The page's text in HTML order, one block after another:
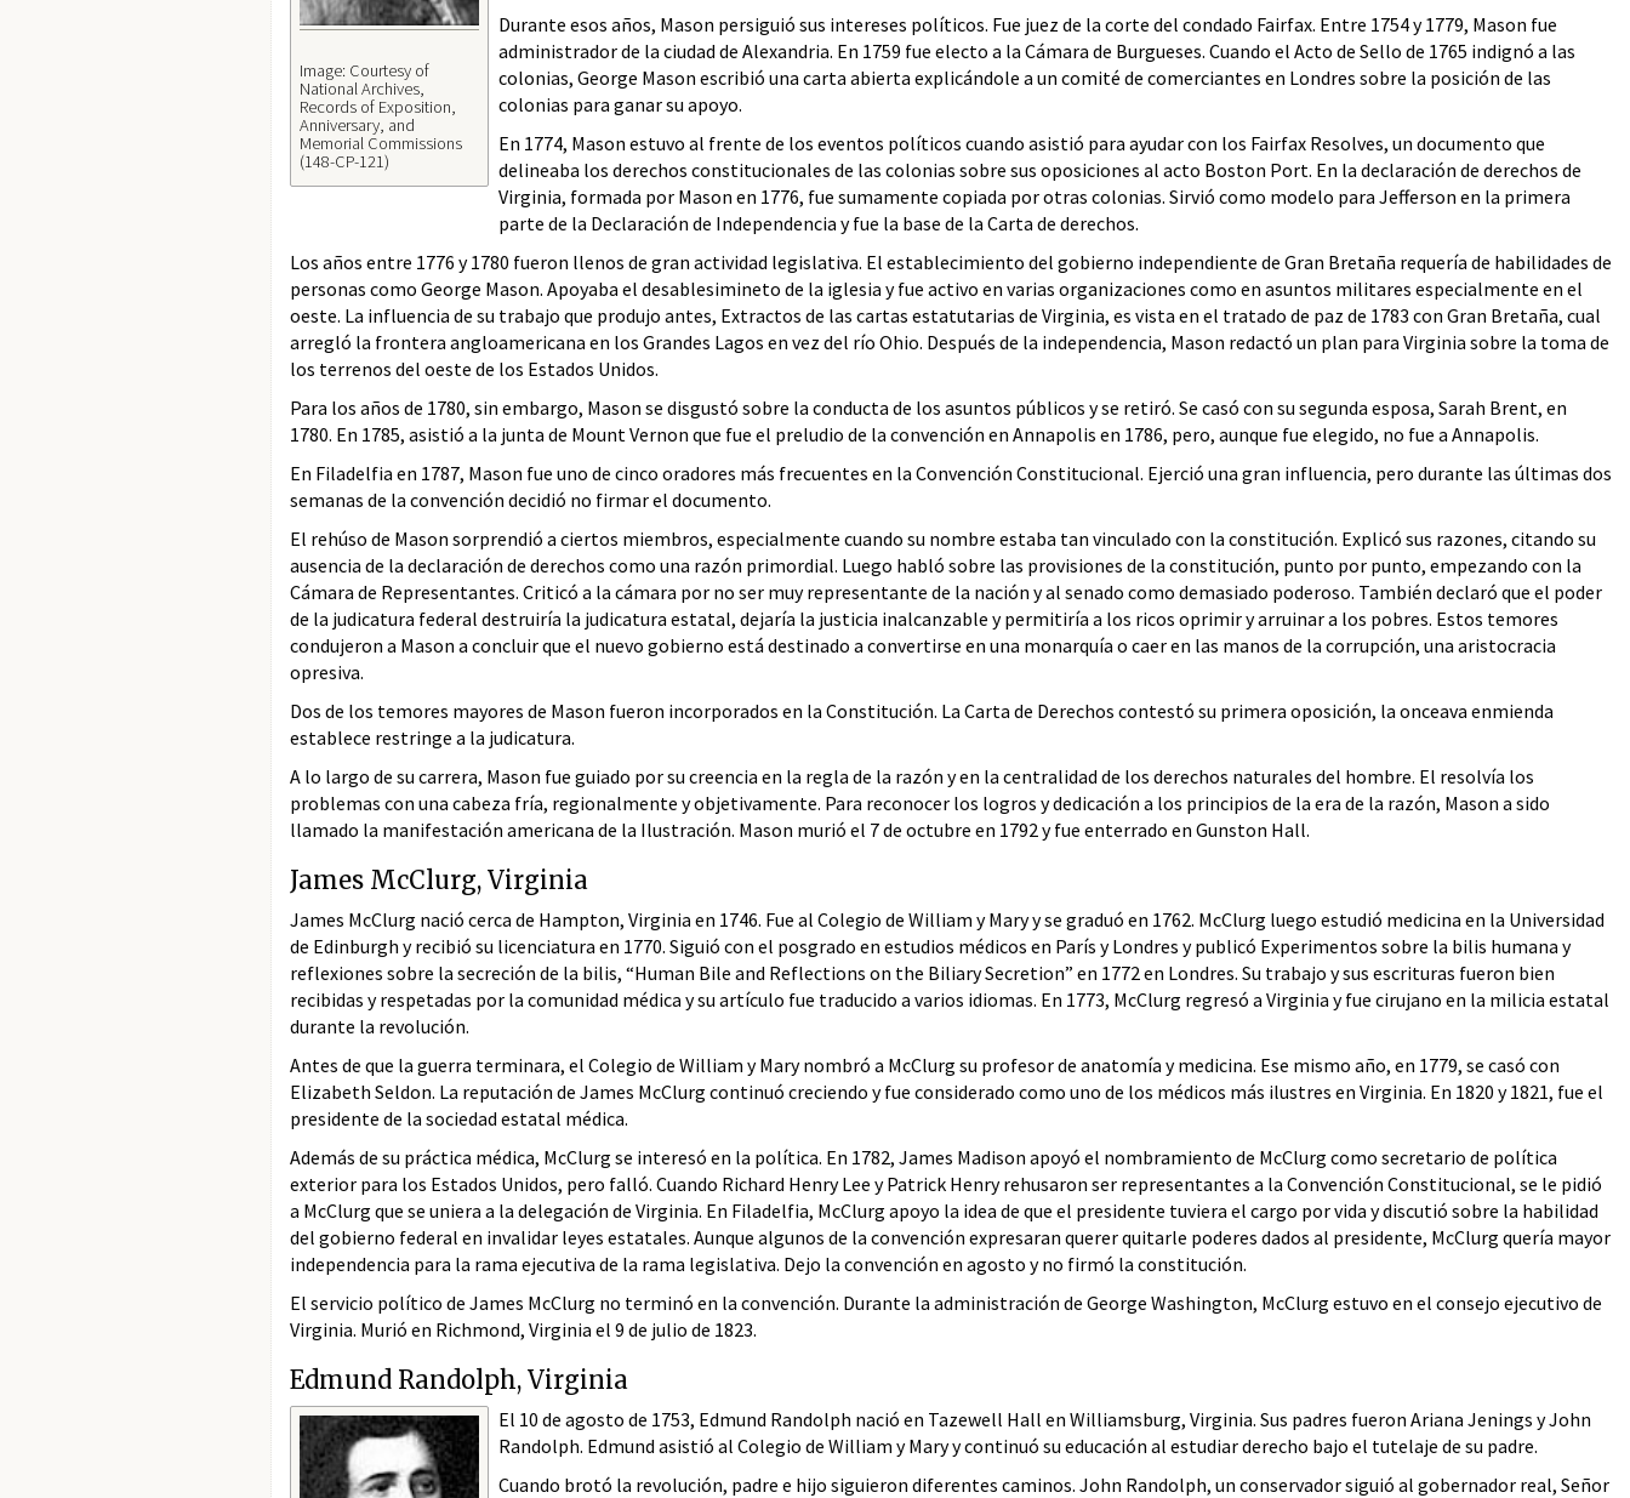
Image: Courtesy of
National Archives,
Records of Exposition,
Anniversary, and
Memorial Commissions
(148-CP-121)
Durante esos años, Mason persiguió sus intereses políticos. Fue juez de la corte del condado Fairfax. Entre 1754 y 1779, Mason fue
administrador de la ciudad de Alexandria. En 1759 fue electo a la Cámara de Burgueses. Cuando el Acto de Sello de 1765 indignó a las
colonias, George Mason escribió una carta abierta explicándole a un comité de comerciantes en Londres sobre la posición de las
colonias para ganar su apoyo.
En 1774, Mason estuvo al frente de los eventos políticos cuando asistió para ayudar con los Fairfax Resolves, un documento que
delineaba los derechos constitucionales de las colonias sobre sus oposiciones al acto Boston Port. En la declaración de derechos de
Virginia, formada por Mason en 1776, fue sumamente copiada por otras colonias. Sirvió como modelo para Jefferson en la primera
parte de la Declaración de Independencia y fue la base de la Carta de derechos.
Los años entre 1776 y 1780 fueron llenos de gran actividad legislativa. El establecimiento del gobierno independiente de Gran Bretaña requería de habilidades de
personas como George Mason. Apoyaba el desablesimineto de la iglesia y fue activo en varias organizaciones como en asuntos militares especialmente en el
oeste. La influencia de su trabajo que produjo antes, Extractos de las cartas estatutarias de Virginia, es vista en el tratado de paz de 1783 con Gran Bretaña, cual
arregló la frontera angloamericana en los Grandes Lagos en vez del río Ohio. Después de la independencia, Mason redactó un plan para Virginia sobre la toma de
los terrenos del oeste de los Estados Unidos.
Para los años de 1780, sin embargo, Mason se disgustó sobre la conducta de los asuntos públicos y se retiró. Se casó con su segunda esposa, Sarah Brent, en
1780. En 1785, asistió a la junta de Mount Vernon que fue el preludio de la convención en Annapolis en 1786, pero, aunque fue elegido, no fue a Annapolis.
En Filadelfia en 1787, Mason fue uno de cinco oradores más frecuentes en la Convención Constitucional. Ejerció una gran influencia, pero durante las últimas dos
semanas de la convención decidió no firmar el documento.
El rehúso de Mason sorprendió a ciertos miembros, especialmente cuando su nombre estaba tan vinculado con la constitución. Explicó sus razones, citando su
ausencia de la declaración de derechos como una razón primordial. Luego habló sobre las provisiones de la constitución, punto por punto, empezando con la
Cámara de Representantes. Criticó a la cámara por no ser muy representante de la nación y al senado como demasiado poderoso. También declaró que el poder
de la judicatura federal destruiría la judicatura estatal, dejaría la justicia inalcanzable y permitiría a los ricos oprimir y arruinar a los pobres. Estos temores
condujeron a Mason a concluir que el nuevo gobierno está destinado a convertirse en una monarquía o caer en las manos de la corrupción, una aristocracia
opresiva.
Dos de los temores mayores de Mason fueron incorporados en la Constitución. La Carta de Derechos contestó su primera oposición, la onceava enmienda
establece restringe a la judicatura.
A lo largo de su carrera, Mason fue guiado por su creencia en la regla de la razón y en la centralidad de los derechos naturales del hombre. El resolvía los
problemas con una cabeza fría, regionalmente y objetivamente. Para reconocer los logros y dedicación a los principios de la era de la razón, Mason a sido
llamado la manifestación americana de la Ilustración. Mason murió el 7 de octubre en 1792 y fue enterrado en Gunston Hall.
James McClurg, Virginia
James McClurg nació cerca de Hampton, Virginia en 1746. Fue al Colegio de William y Mary y se graduó en 1762. McClurg luego estudió medicina en la Universidad
de Edinburgh y recibió su licenciatura en 1770. Siguió con el posgrado en estudios médicos en París y Londres y publicó Experimentos sobre la bilis humana y
reflexiones sobre la secreción de la bilis, “Human Bile and Reflections on the Biliary Secretion” en 1772 en Londres. Su trabajo y sus escrituras fueron bien
recibidas y respetadas por la comunidad médica y su artículo fue traducido a varios idiomas. En 1773, McClurg regresó a Virginia y fue cirujano en la milicia estatal
durante la revolución.
Antes de que la guerra terminara, el Colegio de William y Mary nombró a McClurg su profesor de anatomía y medicina. Ese mismo año, en 1779, se casó con
Elizabeth Seldon. La reputación de James McClurg continuó creciendo y fue considerado como uno de los médicos más ilustres en Virginia. En 1820 y 1821, fue el
presidente de la sociedad estatal médica.
Además de su práctica médica, McClurg se interesó en la política. En 1782, James Madison apoyó el nombramiento de McClurg como secretario de política
exterior para los Estados Unidos, pero falló. Cuando Richard Henry Lee y Patrick Henry rehusaron ser representantes a la Convención Constitucional, se le pidió
a McClurg que se uniera a la delegación de Virginia. En Filadelfia, McClurg apoyo la idea de que el presidente tuviera el cargo por vida y discutió sobre la habilidad
del gobierno federal en invalidar leyes estatales. Aunque algunos de la convención expresaran querer quitarle poderes dados al presidente, McClurg quería mayor
independencia para la rama ejecutiva de la rama legislativa. Dejo la convención en agosto y no firmó la constitución.
El servicio político de James McClurg no terminó en la convención. Durante la administración de George Washington, McClurg estuvo en el consejo ejecutivo de
Virginia. Murió en Richmond, Virginia el 9 de julio de 1823.
Edmund Randolph, Virginia
El 10 de agosto de 1753, Edmund Randolph nació en Tazewell Hall en Williamsburg, Virginia. Sus padres fueron Ariana Jenings y John
Randolph. Edmund asistió al Colegio de William y Mary y continuó su educación al estudiar derecho bajo el tutelaje de su padre.
Cuando brotó la revolución, padre e hijo siguieron diferentes caminos. John Randolph, un conservador siguió al gobernador real, Señor